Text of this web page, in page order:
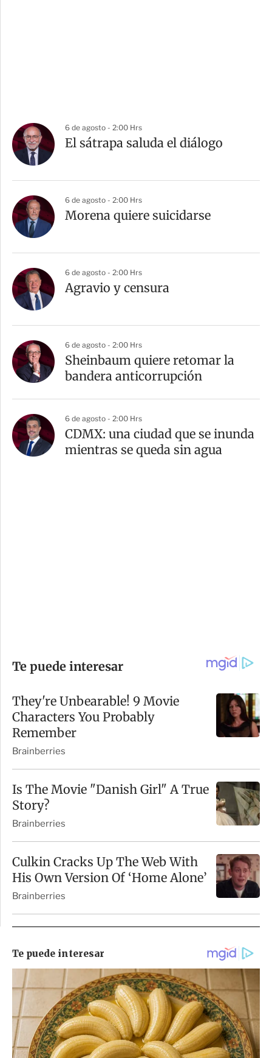
6 de agosto - 2:00 Hrs
El sátrapa saluda el diálogo
6 de agosto - 2:00 Hrs
Morena quiere suicidarse
6 de agosto - 2:00 Hrs
Agravio y censura
6 de agosto - 2:00 Hrs
Sheinbaum quiere retomar la
bandera anticorrupción
6 de agosto - 2:00 Hrs
CDMX: una ciudad que se inunda
mientras se queda sin agua